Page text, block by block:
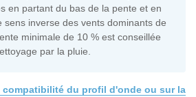
en partant du bas de la pente et en
sens inverse des vents dominants de
minimale de 10 % est conseillée
par la pluie.
compatibilité du profil d'onde ou sur la